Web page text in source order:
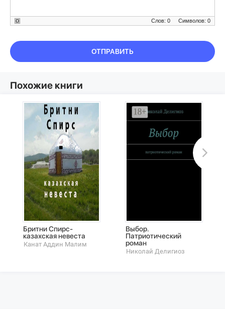
Символов: 0
Слов: 0
ОТПРАВИТЬ
Похожие книги
Бритни Спирс-
казахская невеста
Канат Аддин Малим
Выбор.
Патриотический
роман
Николай Делигиоз